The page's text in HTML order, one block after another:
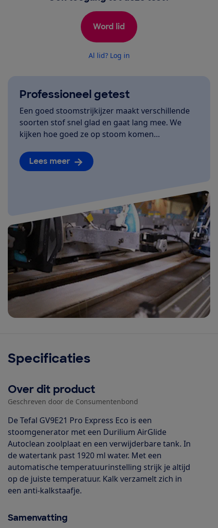
Word lid
Al lid? Log in
Professioneel getest
Een goed stoomstrijkijzer maakt verschillende
soorten stof snel glad en gaat lang mee. We
kijken hoe goed ze op stoom komen…
Lees meer
Specificaties
Over dit product
Geschreven door de Consumentenbond
De Tefal GV9E21 Pro Express Eco is een
stoomgenerator met een Durilium AirGlide
Autoclean zoolplaat en een verwijderbare tank. In
de watertank past 1920 ml water. Met een
automatische temperatuurinstelling strijk je altijd
op de juiste temperatuur. Kalk verzamelt zich in
een anti-kalkstaafje.
Samenvatting